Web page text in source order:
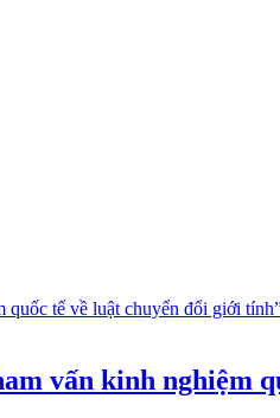
vấn kinh nghiệm